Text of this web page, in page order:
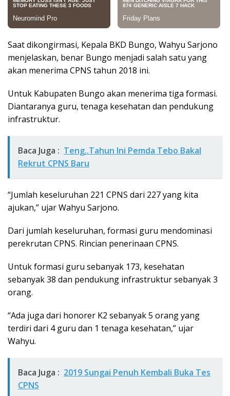
Saat dikongirmasi, Kepala BKD Bungo, Wahyu Sarjono
menjelaskan, benar Bungo menjadi salah satu yang
akan menerima CPNS tahun 2018 ini.
Untuk Kabupaten Bungo akan menerima tiga formasi.
Diantaranya guru, tenaga kesehatan dan pendukung
infrastruktur.
Baca Juga : Teng..Tahun Ini Pemda Tebo Bakal
Rekrut CPNS Baru
“Jumlah keseluruhan 221 CPNS dari 227 yang kita
ajukan,” ujar Wahyu Sarjono.
Dari jumlah keseluruhan, formasi guru mendominasi
perekrutan CPNS. Rincian penerinaan CPNS.
Untuk formasi guru sebanyak 173, kesehatan
sebanyak 38 dan pendukung infrastruktur sebanyak 3
orang.
“Ada juga dari honorer K2 sebanyak 5 orang yang
terdiri dari 4 guru dan 1 tenaga kesehatan,” ujar
Wahyu.
Baca Juga : 2019 Sungai Penuh Kembali Buka Tes
CPNS